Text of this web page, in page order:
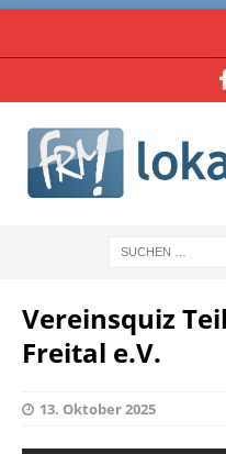
Vereinsquiz
Freital e.V.
13. Oktober 2025